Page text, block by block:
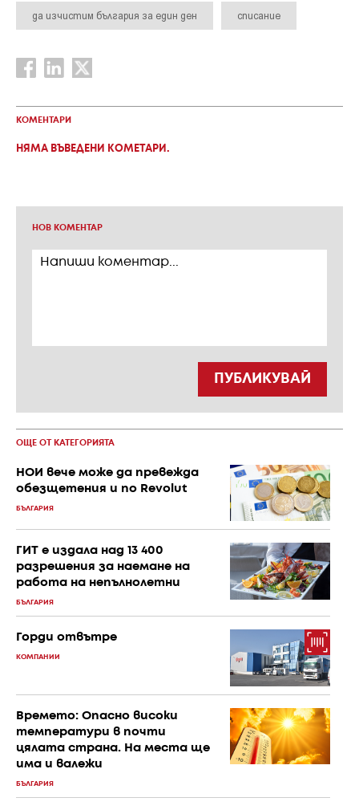
да изчистим българия за един ден списание
КОМЕНТАРИ
НЯМА ВЪВЕДЕНИ КОМЕТАРИ.
НОВ КОМЕНТАР
ПУБЛИКУВАЙ
ОЩЕ ОТ КАТЕГОРИЯТА
НОИ вече може да превежда
обезщетения и по Revolut
БЪЛГАРИЯ
ГИТ е издала над 13 400
разрешения за наемане на
работа на непълнолетни
БЪЛГАРИЯ
Горди отвътре
КОМПАНИИ
Времето: Опасно високи
температури в почти
цялата страна. На места ще
има и валежи
БЪЛГАРИЯ